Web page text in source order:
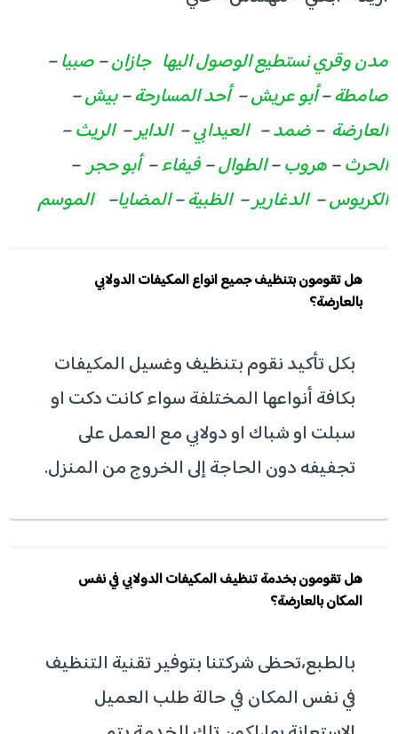
مدن وقري نستطيع الوصول اليها جازان–صبيا–
صامطة–أبو عريش–أحد المسارحة–بيش–
العارضة –ضمد– العيدابي– الداير– الريث–
الحرث–هروب–الطوال–فيفاء–أبو حجر–
الكربوس– الدغارير– الظبية–المضايا– الموسم
هل تقومون بتنظيف جميع انواع المكيفات الدولابي
بالعارضة؟
بكل تأكيد نقوم بتنظيف وغسيل المكيفات
بكافة أنواعها المختلفة سواء كانت دكت او
سبلت او شباك او دولابي مع العمل على
تجفيفه دون الحاجة إلى الخروج من المنزل.
هل تقومون بخدمة تنظيف المكيفات الدولابي في نفس
المكان بالعارضة؟
بالطبع،تحظى شركتنا بتوفير تقنية التنظيف
في نفس المكان في حالة طلب العميل